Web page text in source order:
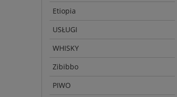
Etiopia
USŁUGI
WHISKY
Zibibbo
PIWO